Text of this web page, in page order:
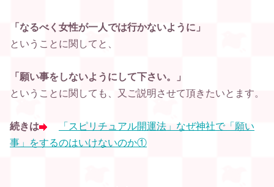
「なるべく女性が一人では行かないように」
ということに関してと、
「願い事をしないようにして下さい。」
ということに関しても、
又ご説明させて頂きたいとます。
続きは
「スピリチュアル開運法」なぜ神社で「願い
事」をするのはいけないのか①